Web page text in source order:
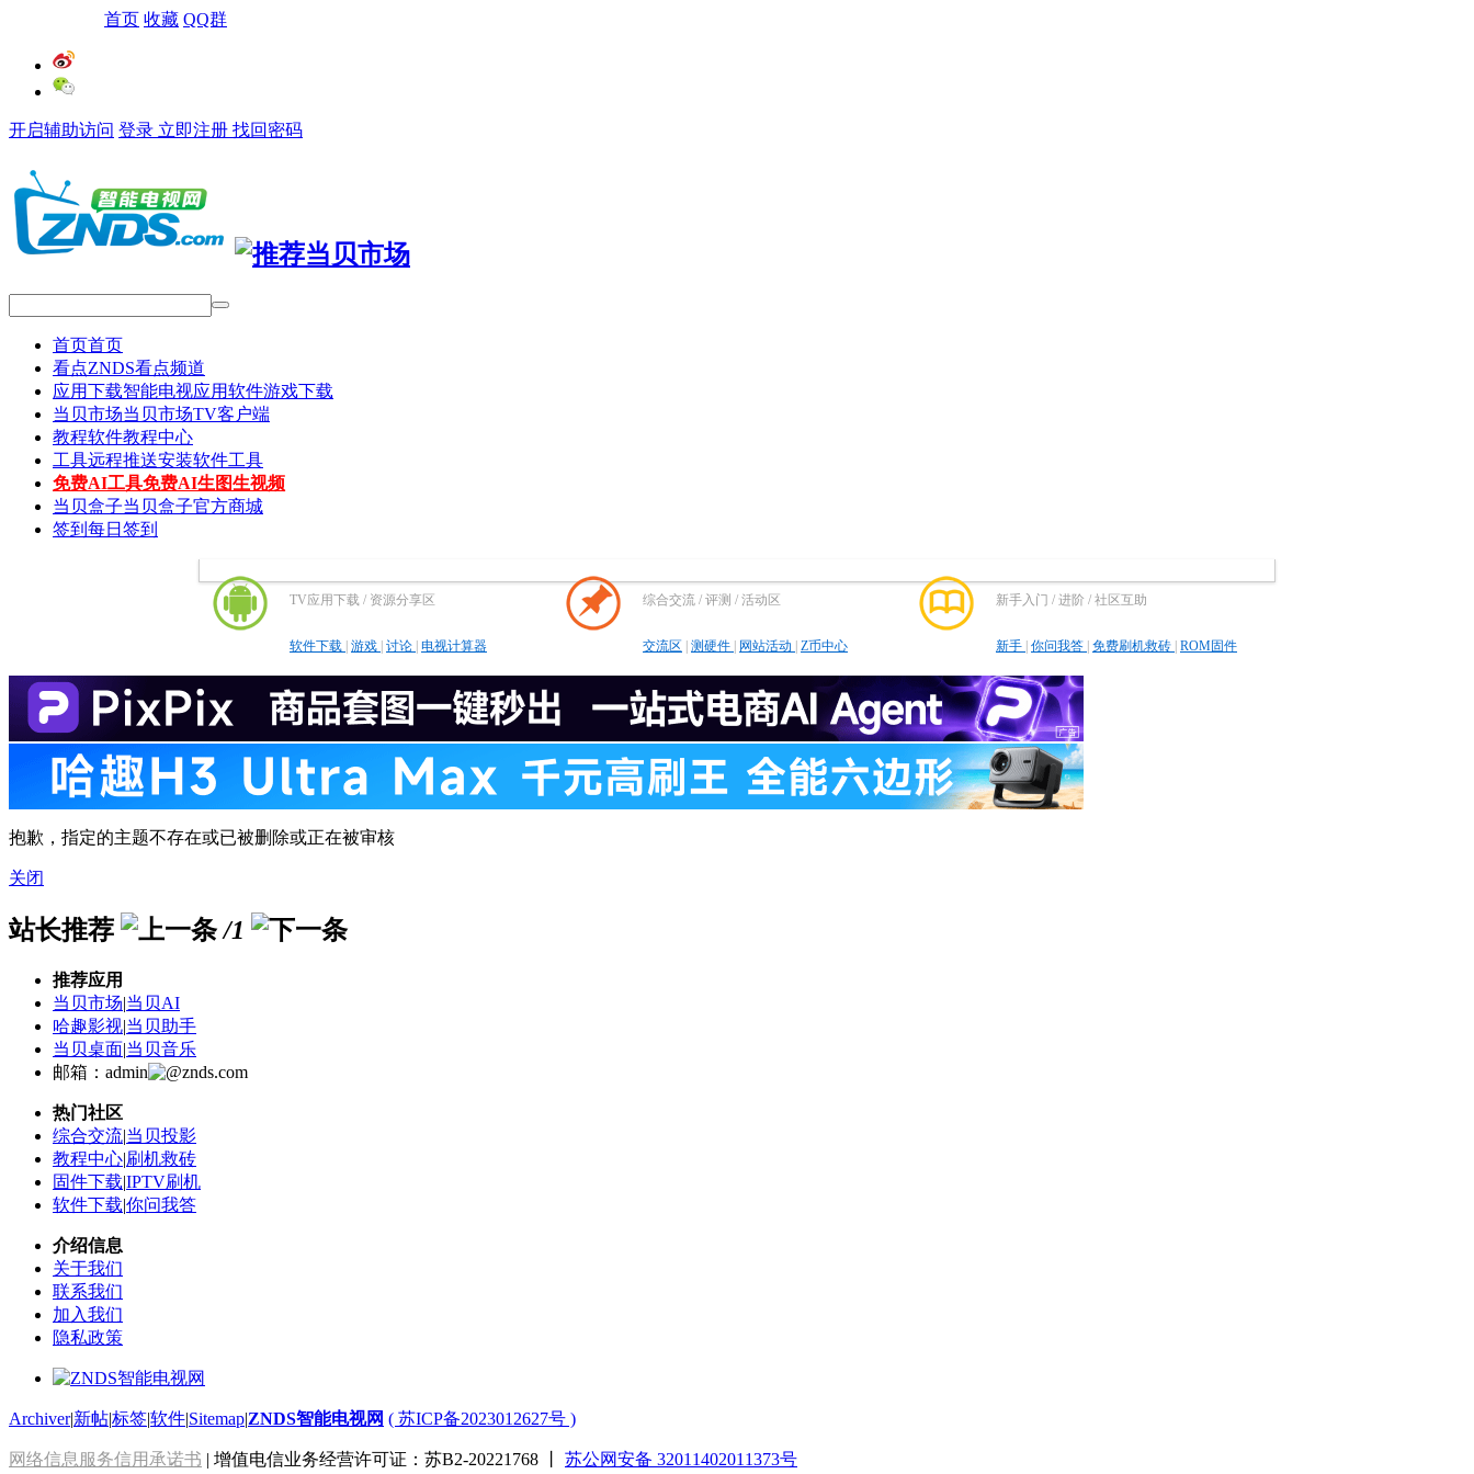
首页 收藏 QQ群
开启辅助访问 登录 立即注册 找回密码
首页首页
看点ZNDS看点频道
应用下载智能电视应用软件游戏下载
当贝市场当贝市场TV客户端
教程软件教程中心
工具远程推送安装软件工具
免费AI工具免费AI生图生视频
当贝盒子当贝盒子官方商城
签到 每日签到
TV应用下载 / 资源分享区
软件下载 | 游戏 | 讨论 | 电视计算器
综合交流 / 评测 / 活动区
交流区 | 测硬件 | 网站活动 | Z币中心
新手入门 / 进阶 / 社区互助
新手 | 你问我答 | 免费刷机救砖 | ROM固件
抱歉，指定的主题不存在或已被删除或正在被审核
关闭
站长推荐 /1
推荐应用
当贝市场|当贝AI
哈趣影视|当贝助手
当贝桌面|当贝音乐
邮箱：admin
znds.com
热门社区
综合交流|当贝投影
教程中心|刷机救砖
固件下载|IPTV刷机
软件下载|你问我答
介绍信息
关于我们
联系我们
加入我们
隐私政策
Archiver|新帖|标签|软件|Sitemap|ZNDS智能电视网 ( 苏ICP备2023012627号 )
网络信息服务信用承诺书 | 增值电信业务经营许可证：苏B2-20221768 丨 苏公网安备 32011402011373号